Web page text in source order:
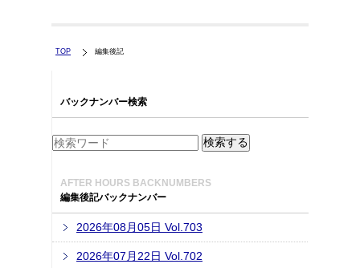
TOP 編集後記
バックナンバー検索
AFTER HOURS BACKNUMBERS
編集後記バックナンバー
2026年08月05日 Vol.703
2026年07月22日 Vol.702